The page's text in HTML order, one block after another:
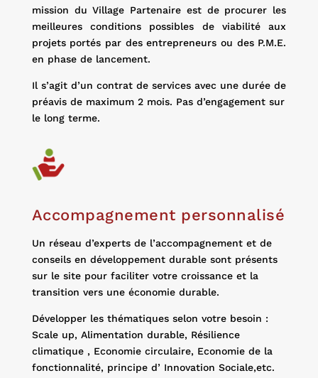
mission du Village Partenaire est de procurer les
meilleures conditions possibles de viabilité aux
projets portés par des entrepreneurs ou des P.M.E.
en phase de lancement.
Il s’agit d’un contrat de services avec une durée de
préavis de maximum 2 mois. Pas d’engagement sur
le long terme.
Accompagnement personnalisé
Un réseau d’experts de l’accompagnement et de
conseils en développement durable sont présents
sur le site pour faciliter votre croissance et la
transition vers une économie durable.
Développer les thématiques selon votre besoin :
Scale up, Alimentation durable, Résilience
climatique , Economie circulaire, Economie de la
fonctionnalité, principe d’ Innovation Sociale,etc.